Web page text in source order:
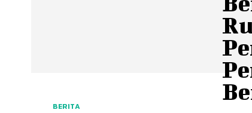
BERITA